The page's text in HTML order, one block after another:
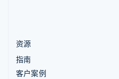
资源
指南
客户案例